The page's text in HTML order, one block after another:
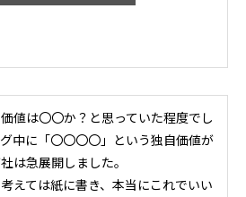
値は〇〇か？と思っていた程度でし
中に「〇〇〇〇」という独自価値が
は急展開しました。
えては紙に書き、本当にこれでいい